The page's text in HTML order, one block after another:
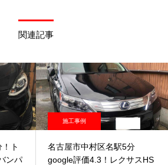
関連記事
ト
ンパ
施工事例
名古屋市中村区名駅5分
google評価4.3！レクサスHS